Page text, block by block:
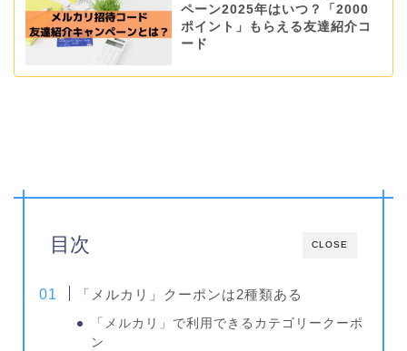
ペーン2025年はいつ？「2000
ポイント」もらえる友達紹介コ
ード
CLOSE
目次
「メルカリ」クーポンは2種類ある
「メルカリ」で利用できるカテゴリークーポ
ン